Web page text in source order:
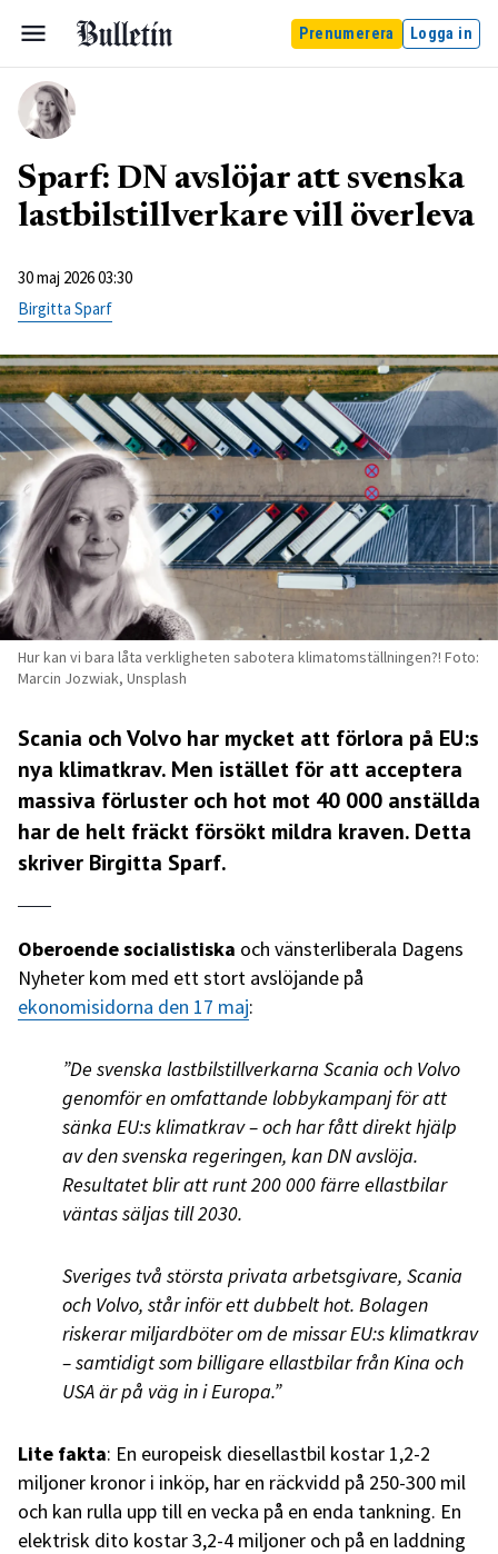
Prenumerera Logga in
Sparf: DN avslöjar att svenska
lastbilstillverkare vill överleva
30 maj 2026 03:30
Birgitta Sparf
Hur kan vi bara låta verkligheten sabotera klimatomställningen?! Foto:
Marcin Jozwiak, Unsplash
Scania och Volvo har mycket att förlora på EU:s
nya klimatkrav. Men istället för att acceptera
massiva förluster och hot mot 40 000 anställda
har de helt fräckt försökt mildra kraven. Detta
skriver Birgitta Sparf.
Oberoende socialistiska och vänsterliberala Dagens
Nyheter kom med ett stort avslöjande på
ekonomisidorna den 17 maj:
”De svenska lastbilstillverkarna Scania och Volvo
genomför en omfattande lobbykampanj för att
sänka EU:s klimatkrav – och har fått direkt hjälp
av den svenska regeringen, kan DN avslöja.
Resultatet blir att runt 200 000 färre ellastbilar
väntas säljas till 2030.
Sveriges två största privata arbetsgivare, Scania
och Volvo, står inför ett dubbelt hot. Bolagen
riskerar miljardböter om de missar EU:s klimatkrav
– samtidigt som billigare ellastbilar från Kina och
USA är på väg in i Europa.”
Lite fakta: En europeisk diesellastbil kostar 1,2-2
miljoner kronor i inköp, har en räckvidd på 250-300 mil
och kan rulla upp till en vecka på en enda tankning. En
elektrisk dito kostar 3,2-4 miljoner och på en laddning